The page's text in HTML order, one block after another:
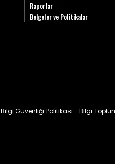
Raporlar
Belgeler ve Politikalar
Bilgi Güvenliği Politikası Bilgi